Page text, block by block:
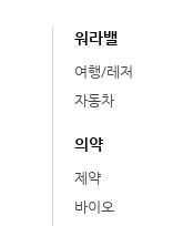
워라밸
여행/레저
자동차
의약
제약
바이오